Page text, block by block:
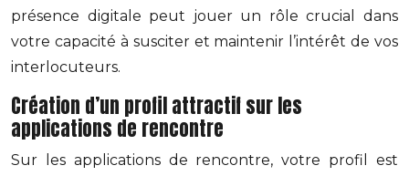
présence digitale peut jouer un rôle crucial dans
votre capacité à susciter et maintenir l’intérêt de vos
interlocuteurs.
Création d’un profil attractif sur les
applications de rencontre
Sur les applications de rencontre, votre profil est